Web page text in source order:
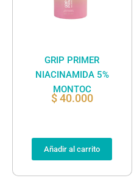
GRIP PRIMER
NIACINAMIDA 5%
MONTOC
$40.000
Añadir al carrito